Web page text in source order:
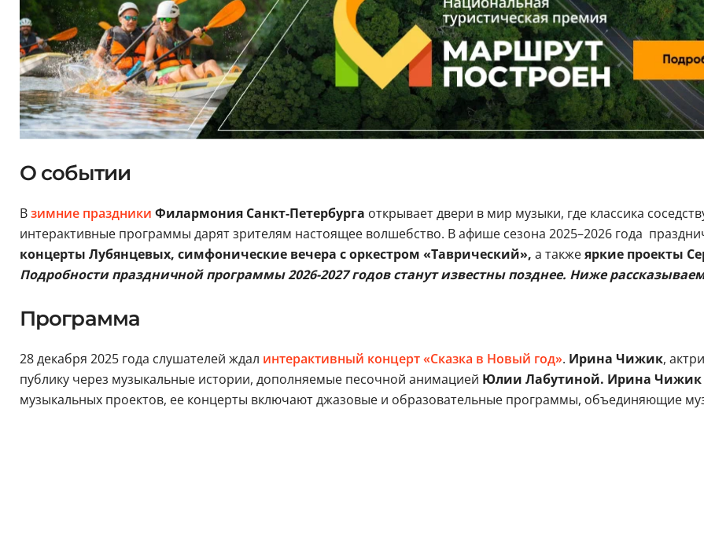
О событии
Взимние праздники Филармония Санкт-Петербурга открывает двери в мир музыки, где классика
интерактивные программы дарят зрителям настоящее волшебство. В афише сезона 2025–2026 года
концерты Лубянцевых, симфонические вечера с оркестром «Таврический», а такжеяркие проекты
Подробности праздничной программы 2026-2027 годов станут известны позднее. Ниже
Программа
28 декабря 2025 года слушателей ждал интерактивный концерт «Сказка в Новый год». Ирина Чижик,
публику через музыкальные истории, дополняемые песочной анимацией Юлии Лабутиной. Ирина Чижик
музыкальных проектов, ее концерты включают джазовые и образовательные программы, объединяющие